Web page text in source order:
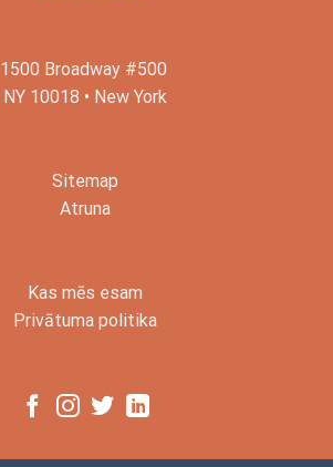
1500 Broadway #500
NY 10018 • New York
Sitemap
Atruna
Kas mēs esam
Privātuma politika